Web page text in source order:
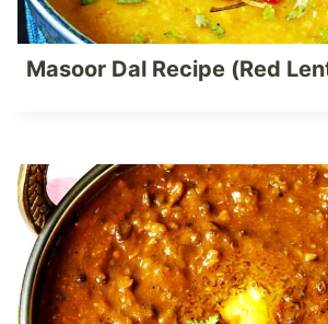
Masoor Dal Recipe (Red